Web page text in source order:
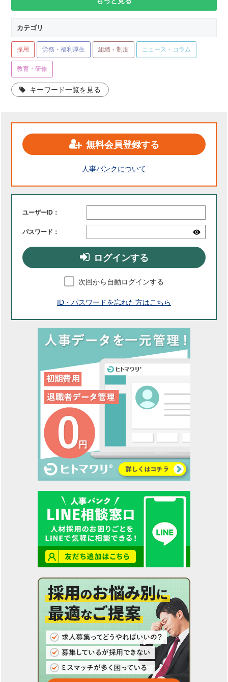
カテゴリ
採用 労務・福利厚生 組織・制度 ニュース・コラム
教育・研修
キーワード一覧を見る
無料会員登録する
人事バンクについて
ユーザーID：
パスワード：
ログインする
次回から自動ログインする
ID・パスワードを忘れた方はこちら